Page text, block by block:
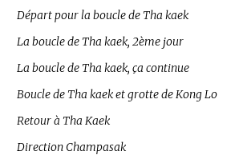
Départ pour la boucle de Tha kaek
La boucle de Tha kaek, 2ème jour
La boucle de Tha kaek, ça continue
Boucle de Tha kaek et grotte de Kong Lo
Retour à Tha Kaek
Direction Champasak